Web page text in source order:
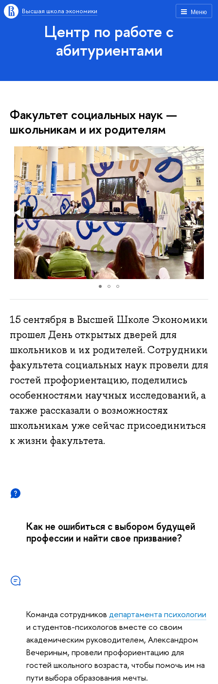
Меню
Высшая школа экономики
Центр по работе с
абитуриентами
Факультет социальных наук —
школьникам и их родителям
15 сентября в Высшей Школе Экономики
прошел День открытых дверей для
школьников и их родителей. Сотрудники
факультета социальных наук провели для
гостей профориентацию, поделились
особенностями научных исследований, а
также рассказали о возможностях
школьникам уже сейчас присоединиться
к жизни факультета.
Как не ошибиться с выбором будущей
профессии и найти свое призвание?
Команда сотрудников департамента психологии
и студентов-психологов вместе со своим
академическим руководителем, Александром
Вечериным, провели профориентацию для
гостей школьного возраста, чтобы помочь им на
пути выбора образования мечты.